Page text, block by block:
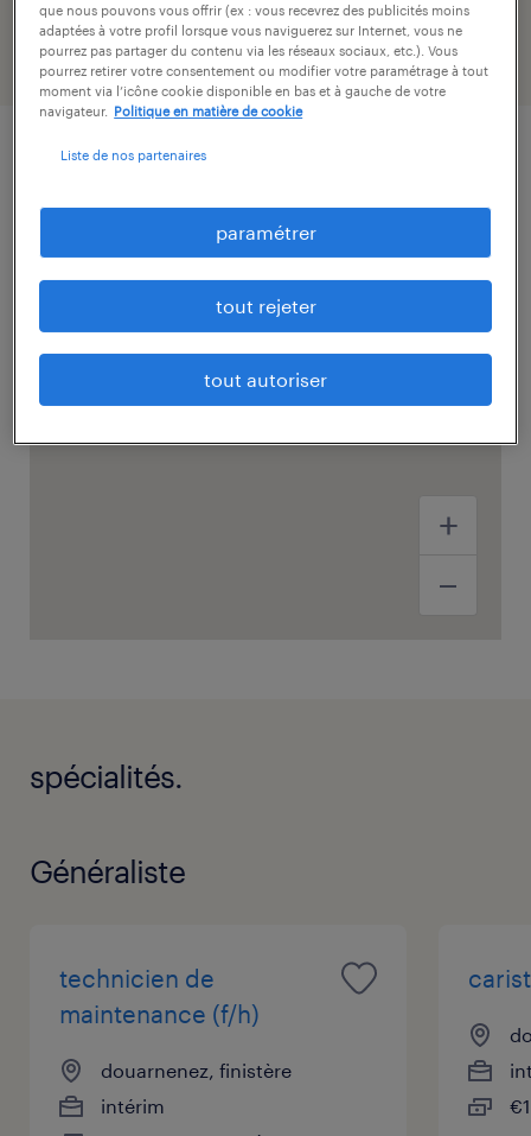
Généraliste
spécialités.
Généraliste
technicien de
maintenance (f/h)
douarnenez, finistère
intérim
que nous pouvons vous offrir (ex : vous recevrez des publicités moins
adaptées à votre profil lorsque vous naviguerez sur Internet, vous ne
pourrez pas partager du contenu via les réseaux sociaux, etc.). Vous
pourrez retirer votre consentement ou modifier votre paramétrage à tout
moment via l’icône cookie disponible en bas et à gauche de votre
navigateur.
Politique en matière de cookie
Liste de nos partenaires
paramétrer
tout rejeter
tout autoriser